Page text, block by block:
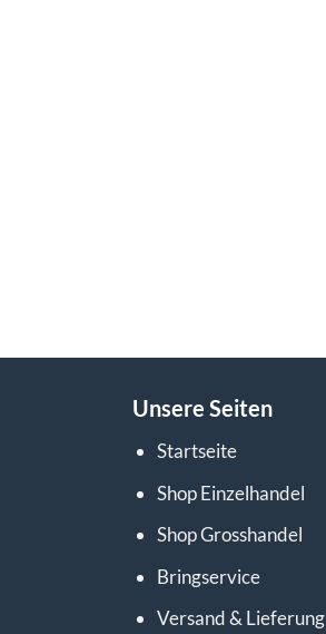
Unsere Seiten
Startseite
Shop Einzelhandel
Shop Grosshandel
Bringservice
Versand & Lieferung